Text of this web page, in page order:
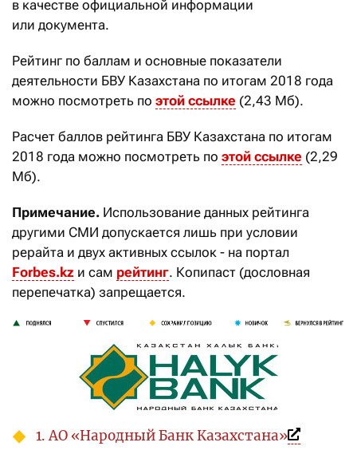
в качестве официальной информации
или документа.
Рейтинг по баллам и основные показатели
деятельности БВУ Казахстана по итогам 2018 года
можно посмотреть по этой ссылке (2,43 Мб).
Расчет баллов рейтинга БВУ Казахстана по итогам
2018 года можно посмотреть по этой ссылке (2,29
Мб).
Примечание. Использование данных рейтинга
другими СМИ допускается лишь при условии
рерайта и двух активных ссылок - на портал
Forbes.kz и сам рейтинг. Копипаст (дословная
перепечатка) запрещается.
1. АО «Народный Банк Казахстана»